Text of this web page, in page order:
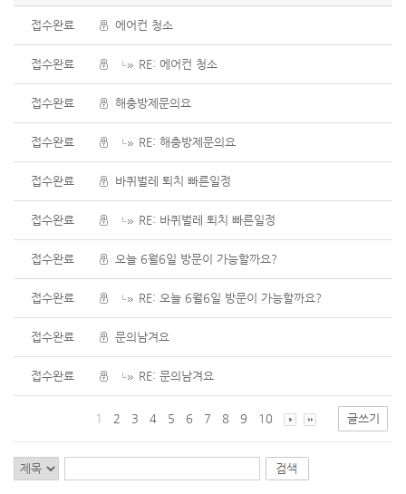
접수완료 에어컨 청소
접수완료 RE: 에어컨 청소
접수완료 해충방제문의요
접수완료 RE: 해충방제문의요
접수완료 바퀴벌레 퇴치 빠른일정
접수완료 RE: 바퀴벌레 퇴치 빠른일정
접수완료 오늘 6월6일 방문이 가능할까요?
접수완료 RE: 오늘 6월6일 방문이 가능할까요?
접수완료 문의남겨요
접수완료 RE: 문의남겨요
1 2 3 4 5 6 7 8 9 10 글쓰기